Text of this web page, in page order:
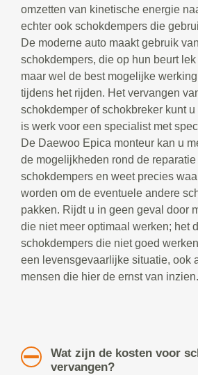
omzetten van kinetische energie
echter ook schokdempers die
De moderne auto maakt gebruik
schokdempers, die op hun beurt
maar wel de best mogelijke
tijdens het rijden. Het vervangen
schokdemper of schokbreker kunt
is werk voor een specialist met
De Daewoo Epica monteur kan u
de mogelijkheden rond de
schokdempers en weet precies
worden om de eventuele andere
pakken. Rijdt u in geen geval door
die niet meer optimaal werken; het
schokdempers die niet goed
een levensgevaarlijke situatie, ook
mensen die hier de ernst van inzien.
Wat zijn de kosten voor
vervangen?